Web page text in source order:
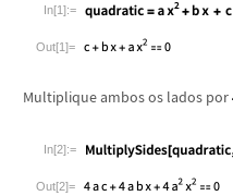
In[1]:=
Out[1]=
Multiplique ambos os lados por
In[2]:=
Out[2]=